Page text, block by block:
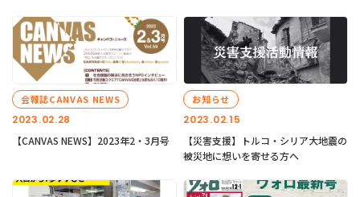
2023.02.28
会報誌CANVAS NEWS
【CANVAS NEWS】2023年2・3月号
2023.02.15
お知らせ
【災害支援】トルコ・シリア大地震の
被災地に想いを寄せる方へ